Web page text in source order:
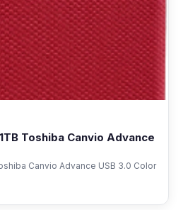
Toshiba Canvio Advance
Canvio Advance USB 3.0 Color